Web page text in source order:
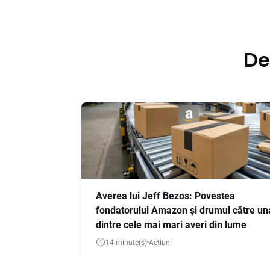
Averea lui Jeff Bezos: Povestea
fondatorului Amazon și drumul către
dintre cele mai mari averi din lume
14 minute(s) Acțiuni